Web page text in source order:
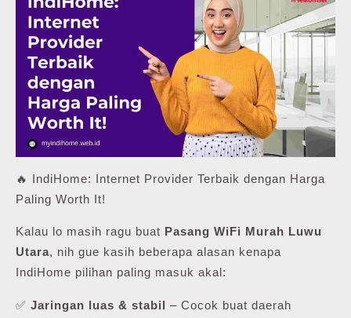
🔥 IndiHome: Internet Provider Terbaik dengan Harga
Paling Worth It!
Kalau lo masih ragu buat Pasang WiFi Murah Luwu
Utara, nih gue kasih beberapa alasan kenapa
IndiHome pilihan paling masuk akal:
✅ Jaringan luas & stabil – Cocok buat daerah